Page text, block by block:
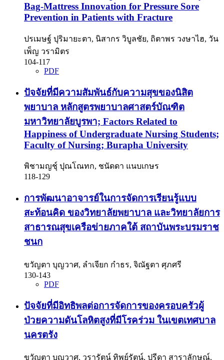
Bag-Mattress Innovation for Pressure Sore
Prevention in Patients with Fracture
ปรเมษฐ์ ปุริมายะตา, นิสากร วิบูลชัย, ถิตาพร วงษาไฮ, วัน
เพ็ญ วรามิตร
104-117
PDF
ปัจจัยที่มีความสัมพันธ์กับความสุขของนิสิต
พยาบาล หลักสูตรพยาบาลศาสตร์บัณฑิต
มหาวิทยาลัยบูรพา; Factors Related to
Happiness of Undergraduate Nursing Students;
Faculty of Nursing; Burapha University
พิชามญชุ์ ปุณโณทก, ชนัดดา แนบเกษร
118-129
การพัฒนาอาจารย์ในการจัดการเรียนรู้แบบ
สะท้อนคิด ของวิทยาลัยพยาบาล และวิทยาลัยการ
สาธารณสุขเครือข่ายภาคใต้ สถาบันพระบรมราช
ชนก
ขวัญตา บุญวาศ, ลำเจียก กำธร, จิณัฐตา ศุภศรี
130-143
PDF
ปัจจัยที่มีอิทธิพลต่อการจัดการของครอบครัวผู้
ป่วยความดันโลหิตสูงที่มีโรคร่วม ในเขตเทศบาล
นครตรัง
ขวัญตา บุญวาศ, วรารัตน์ ทิพย์รัตน์, ปรีดา สาราลักษณ์,